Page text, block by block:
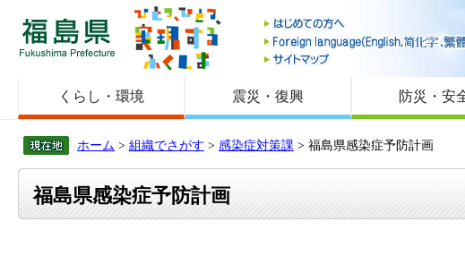
福島県
くらし・環境 震災・復興 防災・安
ホーム > 組織でさがす > 感染症対策課 > 福島県感染症予防計画
福島県感染症予防計画